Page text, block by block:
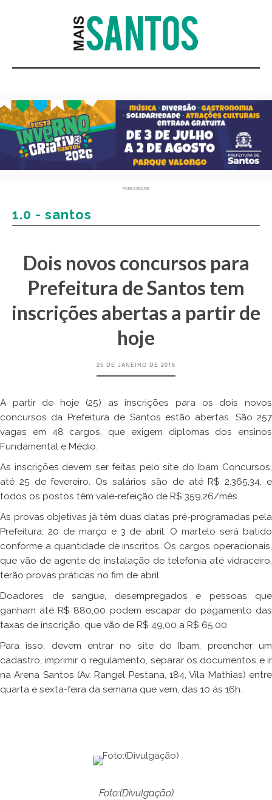
PUBLICIDADE
1.0 - santos
Dois novos concursos para
Prefeitura de Santos tem
inscrições abertas a partir de
hoje
25 DE JANEIRO DE 2016
A partir de hoje (25) as inscrições para os dois novos
concursos da Prefeitura de Santos estão abertas. São 257
vagas em 48 cargos, que exigem diplomas dos ensinos
Fundamental e Médio.
As inscrições devem ser feitas pelo site doIbam Concursos,
até 25 de fevereiro. Os salários são de até R$ 2.365,34, e
todos os postos têm vale-refeição de R$ 359,26/mês.
As provas objetivas já têm duas datas pré-programadas pela
Prefeitura: 20 de março e 3 de abril. O martelo será batido
conforme a quantidade de inscritos. Os cargos operacionais,
que vão de agente de instalação de telefonia até vidraceiro,
terão provas práticas no fim de abril.
Doadores de sangue, desempregados e pessoas que
ganham até R$ 880,00 podem escapar do pagamento das
taxas de inscrição, que vão de R$ 49,00 a R$ 65,00.
Para isso, devem entrar no site do Ibam, preencher um
cadastro, imprimir o regulamento, separar os documentos e ir
na Arena Santos (Av. Rangel Pestana, 184, Vila Mathias) entre
quarta e sexta-feira da semana que vem, das 10 às 16h.
Foto:(Divulgação)